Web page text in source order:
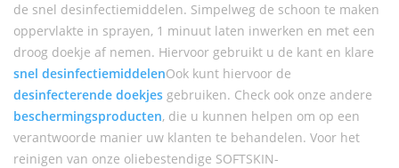
de snel desinfectiemiddelen. Simpelweg de schoon te maken
oppervlakte in sprayen, 1 minuut laten inwerken en met een
droog doekje af nemen. Hiervoor gebruikt u de kant en klare
snel desinfectiemiddelenOok kunt hiervoor de
desinfecterende doekjes gebruiken. Check ook onze andere
beschermingsproducten, die u kunnen helpen om op een
verantwoorde manier uw klanten te behandelen. Voor het
reinigen van onze oliebestendige SOFTSKIN-